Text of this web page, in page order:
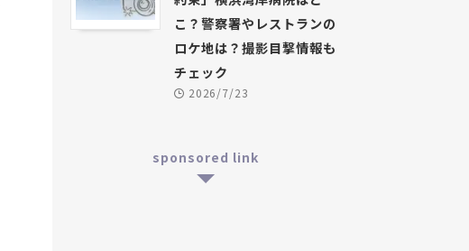
こ？警察署やレストランの
ロケ地は？撮影目撃情報も
チェック
2026/7/23
sponsored link